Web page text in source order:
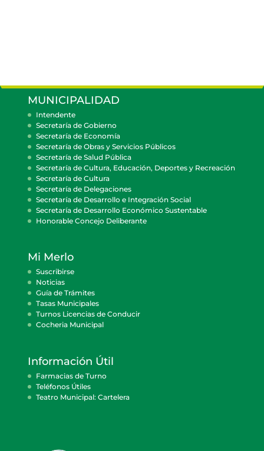
MUNICIPALIDAD
Intendente
Secretaría de Gobierno
Secretaría de Economía
Secretaría de Obras y Servicios Públicos
Secretaría de Salud Pública
Secretaría de Cultura, Educación, Deportes y Recreación
Secretaría de Cultura
Secretaría de Delegaciones
Secretaría de Desarrollo e Integración Social
Secretaría de Desarrollo Económico Sustentable
Honorable Concejo Deliberante
Mi Merlo
Suscribirse
Noticias
Guía de Trámites
Tasas Municipales
Turnos Licencias de Conducir
Cocheria Municipal
Información Útil
Farmacias de Turno
Teléfonos Útiles
Teatro Municipal: Cartelera